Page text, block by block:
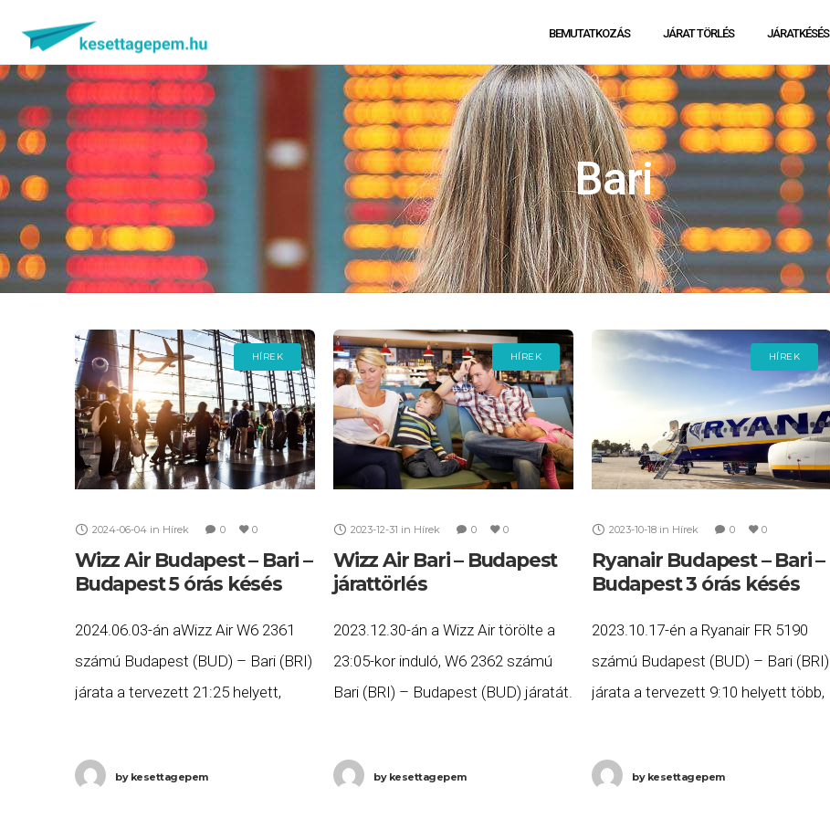
BEMUTATKOZÁS JÁRAT TÖRLÉS JÁRATKÉSÉS
Bari
HÍREK
2024-06-04 in Hírek 0 0
Wizz Air Budapest – Bari –
Budapest 5 órás késés
2024.06.03-án aWizz Air W6 2361
számú Budapest (BUD) – Bari (BRI)
járata a tervezett 21:25 helyett,
W6 2362
bykesettagepem
HÍREK
2023-12-31 in Hírek 0 0
Wizz Air Bari – Budapest
járattörlés
2023.12.30-án a Wizz Air törölte a
23:05-kor induló, W6 2362 számú
Bari (BRI) – Budapest (BUD) járatát.
járattörlés
bykesettagepem
HÍREK
2023-10-18 in Hírek 0 0
Ryanair Budapest – Bari –
Budapest 3 órás késés
2023.10.17-én a Ryanair FR 5190
számú Budapest (BUD) – Bari (BRI)
járata a tervezett 9:10 helyett több,
5191 számú
bykesettagepem